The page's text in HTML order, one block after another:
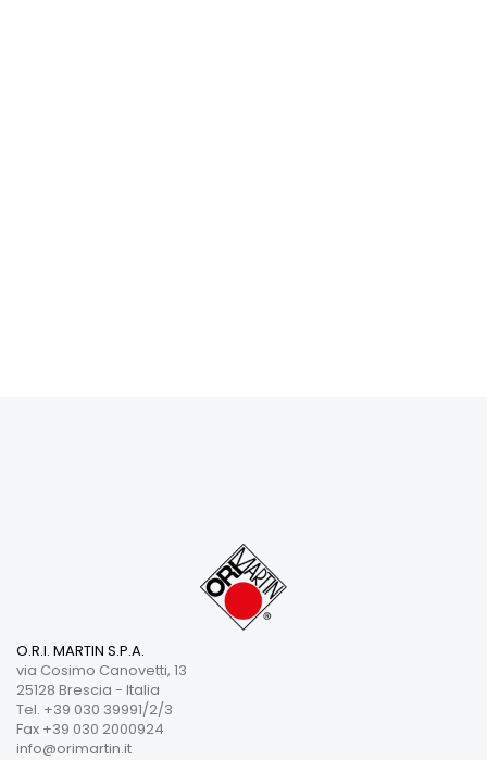
O.R.I. MARTIN S.P.A.
via Cosimo Canovetti, 13
25128 Brescia - Italia
Tel. +39 030 39991/2/3
Fax +39 030 2000924
info@orimartin.it